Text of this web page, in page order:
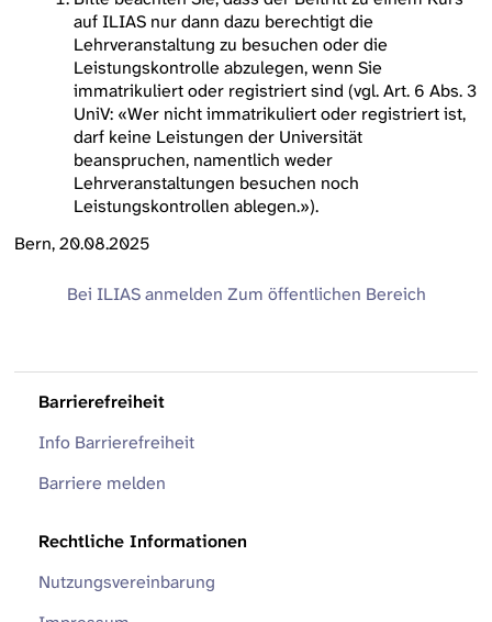
auf ILIAS nur dann dazu berechtigt die
Lehrveranstaltung zu besuchen oder die
Leistungskontrolle abzulegen, wenn Sie
immatrikuliert oder registriert sind (vgl. Art. 6 Abs. 3
UniV: «Wer nicht immatrikuliert oder registriert ist,
darf keine Leistungen der Universität
beanspruchen, namentlich weder
Lehrveranstaltungen besuchen noch
Leistungskontrollen ablegen.»).
Bern, 20.08.2025
Bei ILIAS anmelden Zum öffentlichen Bereich
Barrierefreiheit
Info Barrierefreiheit
Barriere melden
Rechtliche Informationen
Nutzungsvereinbarung